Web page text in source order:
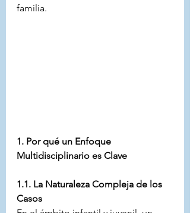
familia.
1. Por qué un Enfoque
Multidisciplinario es Clave
1.1. La Naturaleza Compleja de los
Casos